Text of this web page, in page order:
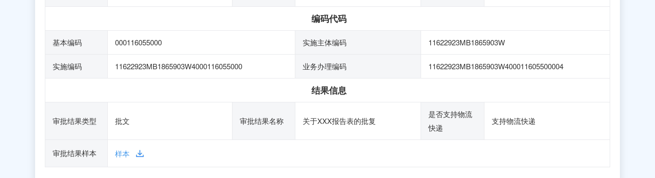
编码代码
基本编码 000116055000 实施主体编码 11622923MB1865903W
实施编码 11622923MB1865903W4000116055000 业务办理编码 11622923MB1865903W400011605500004
结果信息
审批结果类型 批文 审批结果名称 关于XXX报告表的批复
是否支持物流
快递
支持物流快递
审批结果样本 样本